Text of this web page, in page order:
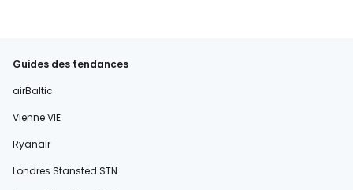
Guides des tendances
airBaltic
Vienne VIE
Ryanair
Londres Stansted STN